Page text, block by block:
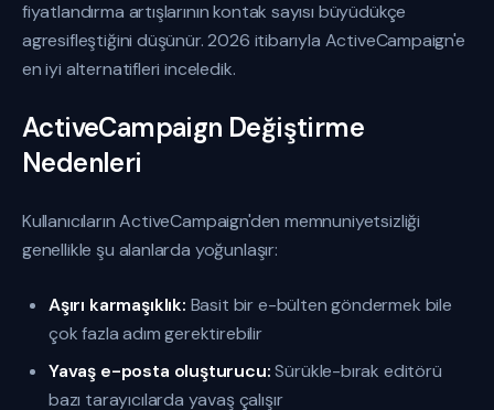
fiyatlandırma artışlarının kontak sayısı büyüdükçe
agresifleştiğini düşünür. 2026 itibarıyla ActiveCampaign'e
en iyi alternatifleri inceledik.
ActiveCampaign Değiştirme
Nedenleri
Kullanıcıların ActiveCampaign'den memnuniyetsizliği
genellikle şu alanlarda yoğunlaşır:
Aşırı karmaşıklık: Basit bir e-bülten göndermek bile
çok fazla adım gerektirebilir
Yavaş e-posta oluşturucu:Sürükle-bırak editörü
bazı tarayıcılarda yavaş çalışır